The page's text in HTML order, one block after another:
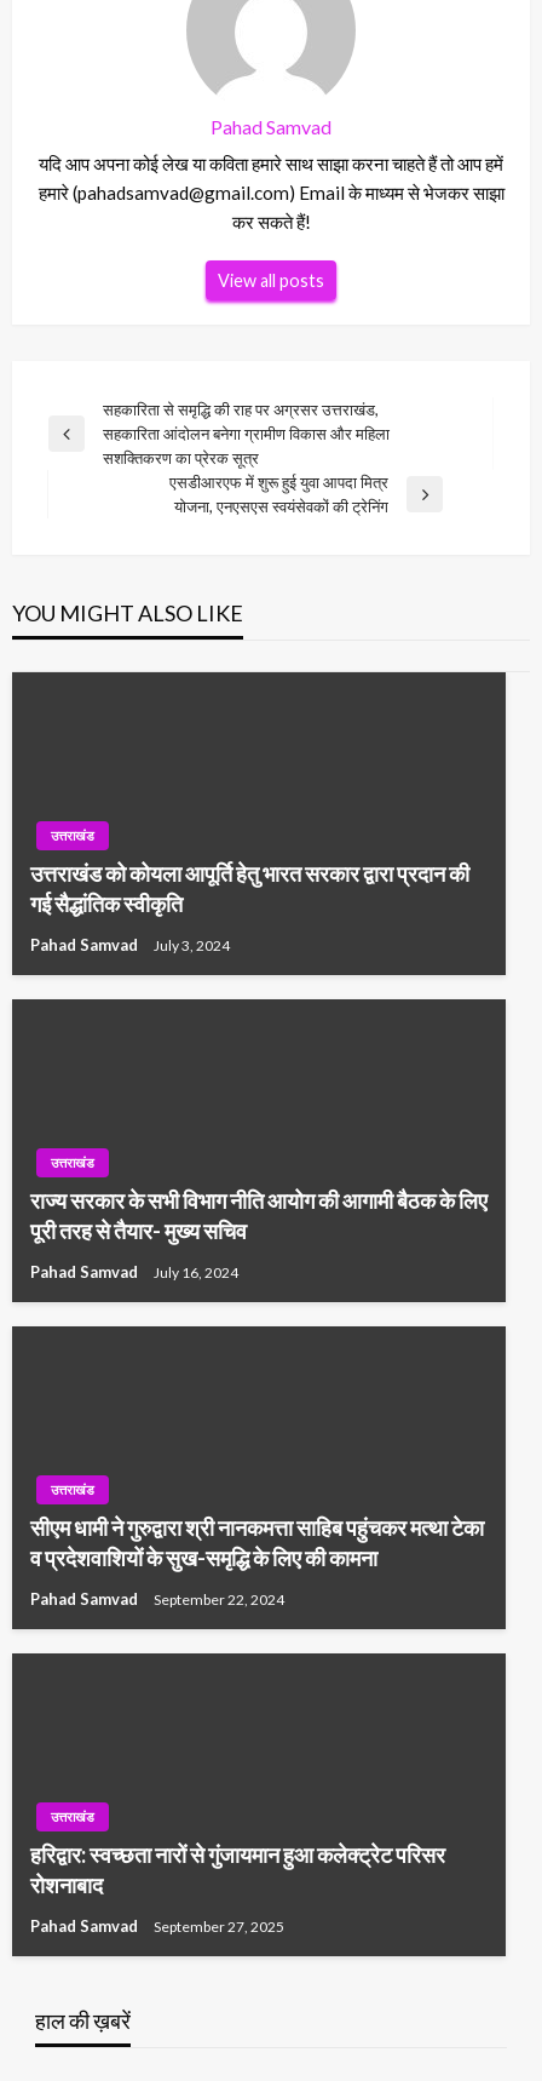
Pahad Samvad
यदि आप अपना कोई लेख या कविता हमारे साथ साझा करना चाहते हैं तो आप हमें
हमारे (pahadsamvad@gmail.com) Email के माध्यम से भेजकर साझा
कर सकते हैं!
View all posts
navigation
Previous
सहकारिता से समृद्धि की राह पर अग्रसर उत्तराखंड,
सहकारिता आंदोलन बनेगा ग्रामीण विकास और महिला
सशक्तिकरण का प्रेरक सूत्र
एसडीआरएफ में शुरू हुई युवा आपदा मित्र
योजना, एनएसएस स्वयंसेवकों की ट्रेनिंग
YOU MIGHT ALSO LIKE
उत्तराखंड
उत्तराखंड को कोयला आपूर्ति हेतु भारत सरकार द्वारा प्रदान की
गई सैद्धांतिक स्वीकृति
Pahad Samvad July 3, 2024
उत्तराखंड
राज्य सरकार के सभी विभाग नीति आयोग की आगामी बैठक के लिए
पूरी तरह से तैयार- मुख्य सचिव
Pahad Samvad July 16, 2024
उत्तराखंड
सीएम धामी ने गुरुद्वारा श्री नानकमत्ता साहिब पहुंचकर मत्था टेका
व प्रदेशवाशियों के सुख-समृद्धि के लिए की कामना
Pahad Samvad September 22, 2024
उत्तराखंड
हरिद्वार: स्वच्छता नारों से गुंजायमान हुआ कलेक्ट्रेट परिसर
रोशनाबाद
Pahad Samvad September 27, 2025
हाल की ख़बरें